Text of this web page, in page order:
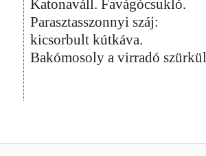
Katonaváll. Favágócsukló.
Parasztasszonnyi száj:
kicsorbult kútkáva.
Bakómosoly a virradó